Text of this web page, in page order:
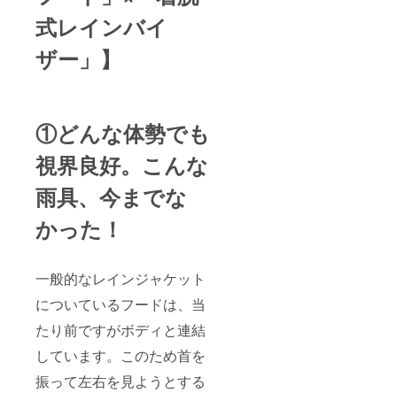
式レインバイ
ザー」】
①どんな体勢でも
視界良好。こんな
雨具、今までな
かった！
一般的なレインジャケット
についているフードは、当
たり前ですがボディと連結
しています。このため首を
振って左右を見ようとする